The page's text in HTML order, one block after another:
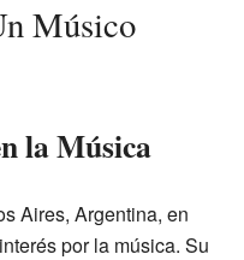
Músico
la Música
Aires, Argentina, en
por la música. Su